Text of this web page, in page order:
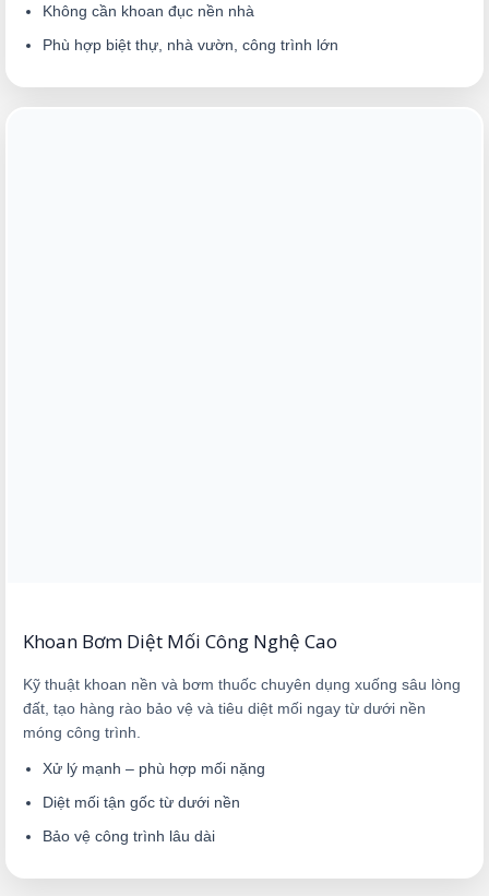
Không cần khoan đục nền nhà
Phù hợp biệt thự, nhà vườn, công trình lớn
Khoan Bơm Diệt Mối Công Nghệ Cao
Kỹ thuật khoan nền và bơm thuốc chuyên dụng xuống sâu lòng
đất, tạo hàng rào bảo vệ và tiêu diệt mối ngay từ dưới nền
móng công trình.
Xử lý mạnh – phù hợp mối nặng
Diệt mối tận gốc từ dưới nền
Bảo vệ công trình lâu dài